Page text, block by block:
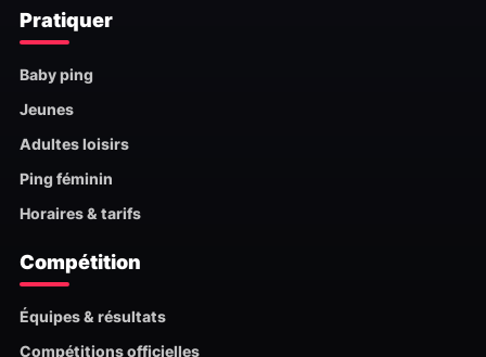
Pratiquer
Baby ping
Jeunes
Adultes loisirs
Ping féminin
Horaires & tarifs
Compétition
Équipes & résultats
Compétitions officielles